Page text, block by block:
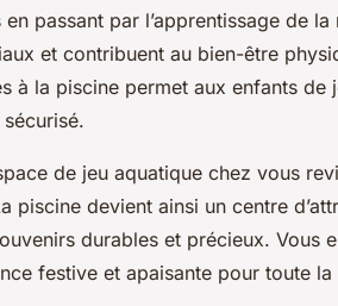
passant par l’apprentissage de
et contribuent au bien-être
à la piscine permet aux enfants
de jeu aquatique chez vous
piscine devient ainsi un centre
durables et précieux. Vous
festive et apaisante pour toute la